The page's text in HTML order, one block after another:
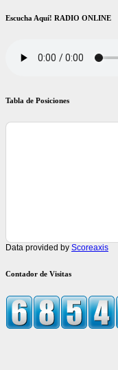
Escucha Aquí! RADIO ONLINE
Tabla de Posiciones
Data provided by Scoreaxis
Contador de Visitas